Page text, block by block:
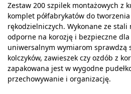
Zestaw 200 szpilek montażowych z
komplet półfabrykatów do
rękodzielniczych. Wykonane ze stali
odporne na korozję i bezpieczne dla
uniwersalnym wymiarom sprawdzą
kolczyków, zawieszek czy ozdób z
zapakowana jest w wygodne
przechowywanie i organizację.